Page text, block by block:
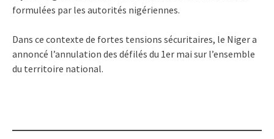
formulées par les autorités nigériennes.
Dans ce contexte de fortes tensions sécuritaires, le Niger a
annoncé l’annulation des défilés du 1er mai sur l’ensemble
du territoire national.